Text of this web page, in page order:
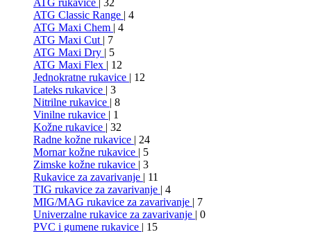
ATG rukavice | 32
ATG Classic Range | 4
ATG Maxi Chem | 4
ATG Maxi Cut | 7
ATG Maxi Dry | 5
ATG Maxi Flex | 12
Jednokratne rukavice | 12
Lateks rukavice | 3
Nitrilne rukavice | 8
Vinilne rukavice | 1
Kožne rukavice | 32
Radne kožne rukavice | 24
Mornar kožne rukavice | 5
Zimske kožne rukavice | 3
Rukavice za zavarivanje | 11
TIG rukavice za zavarivanje | 4
MIG/MAG rukavice za zavarivanje | 7
Univerzalne rukavice za zavarivanje | 0
PVC i gumene rukavice | 15